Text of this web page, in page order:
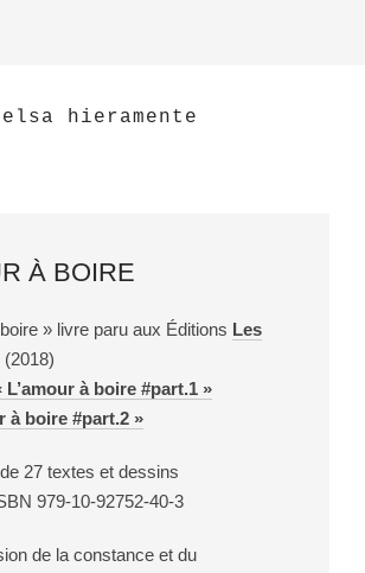
elsa hieramente
À BOIRE
» livre paru aux Éditions Les
(2018)
L’amour à boire #part.1 »
à boire #part.2 »
27 textes et dessins
979-10-92752-40-3
de la constance et du